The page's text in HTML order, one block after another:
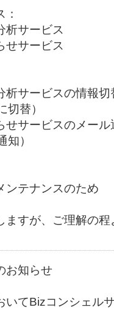
サービス
サービス
析サービスの情
切替）
せサービスのメ
知）
テナンスのため
ますが、ご理解の
お知らせ
いてBizコンシェル